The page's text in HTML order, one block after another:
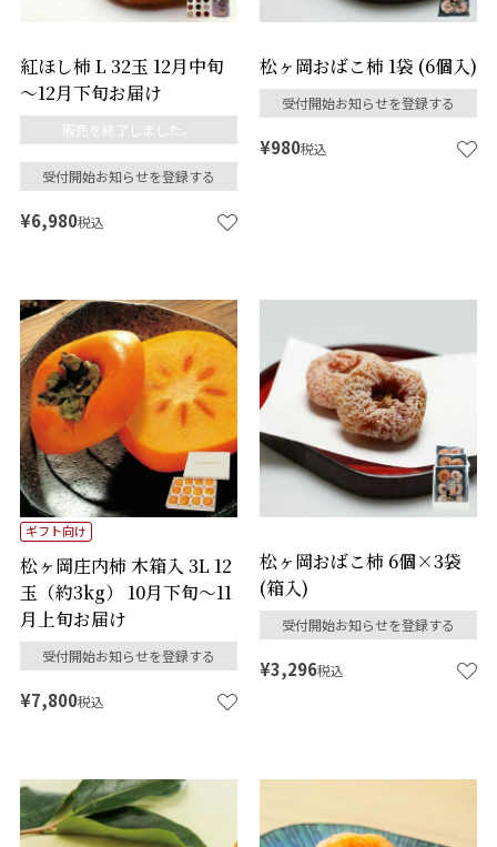
紅ほし柿 L 32玉 12月中旬
～12月下旬お届け
販売を終了しました。
受付開始お知らせを登録する
¥6,980税込
松ヶ岡おばこ柿 1袋 (6個入)
受付開始お知らせを登録する
¥980税込
松ヶ岡庄内柿 木箱入 3L 12
玉（約3kg） 10月下旬～11
月上旬お届け
ギフト向け
受付開始お知らせを登録する
¥7,800税込
松ヶ岡おばこ柿 6個×3袋
(箱入)
受付開始お知らせを登録する
¥3,296税込